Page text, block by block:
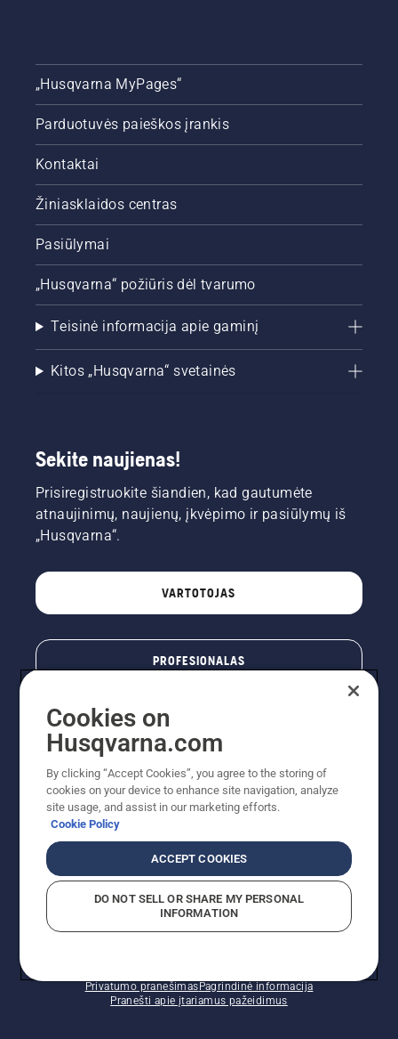
„Husqvarna MyPages“
Parduotuvės paieškos įrankis
Kontaktai
Žiniasklaidos centras
Pasiūlymai
„Husqvarna“ požiūris dėl tvarumo
Teisinė informacija apie gaminį
Kitos „Husqvarna“ svetainės
Sekite naujienas!
Prisiregistruokite šiandien, kad gautumėte
atnaujinimų, naujienų, įkvėpimo ir pasiūlymų iš
„Husqvarna“.
VARTOTOJAS
PROFESIONALAS
© „Husqvarna AB“ (leid). Visos teisės priklauso autoriui.
Nurodoma rekomenduojama mažmeninė kaina (RMK),
įskaitant PVM. RMK yra kaina, už kurią gamintojas
rekomenduoja pardavėjui parduoti prekę. UAB
"Husqvarna Lietuva" prekių vartotojams neparduoda,
Privatumo pranešimasPagrindinė informacija
Pranešti apie įtariamus pažeidimus
Cookies on
Husqvarna.com
By clicking “Accept Cookies”, you agree to the storing of
cookies on your device to enhance site navigation, analyze
site usage, and assist in our marketing efforts.
Cookie Policy
ACCEPT COOKIES
DO NOT SELL OR SHARE MY PERSONAL
INFORMATION